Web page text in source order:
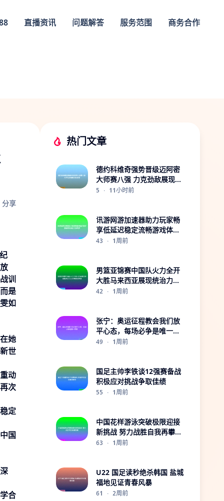
直播资讯 问题解答 服务范围 商务合作
分享
训
是
如
她
世
动
次
定
国
合
热门文章
德约科维奇强势晋级迈阿密
大师赛八强 力克劲敌展现冠
军风范
5 · 11小时前
讯游网游加速器助力玩家畅
享低延迟稳定流畅游戏体验
全程守护
43 · 1周前
男篮亚锦赛中国队火力全开
大胜马来西亚展现统治力小
组赛首战告捷
42 · 1周前
张宁：奥运征程教会我们放
平心态，每场必争是唯一答
案
49 · 1周前
国足主帅李铁谈12强赛备战
积极应对挑战争取佳绩
55 · 1周前
中国花样游泳突破极限迎接
新挑战 努力战胜自我再攀高
峰
63 · 1周前
U22 国足读秒绝杀韩国 盐城
福地见证青春风暴
61 · 2周前